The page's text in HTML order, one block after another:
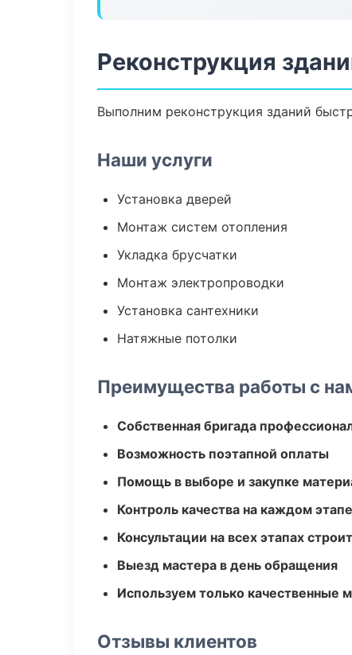
Реконструкция
Выполним реконструкция зданий
Наши услуги
Установка дверей
Монтаж систем отопления
Укладка брусчатки
Монтаж электропроводки
Установка сантехники
Натяжные потолки
Преимущества работы с
Собственная бригада
Возможность поэтапной оплаты
Помощь в выборе и закупке
Контроль качества на каждом этапе
Консультации на всех этапах
Выезд мастера в день обращения
Используем только качественные
Отзывы клиентов